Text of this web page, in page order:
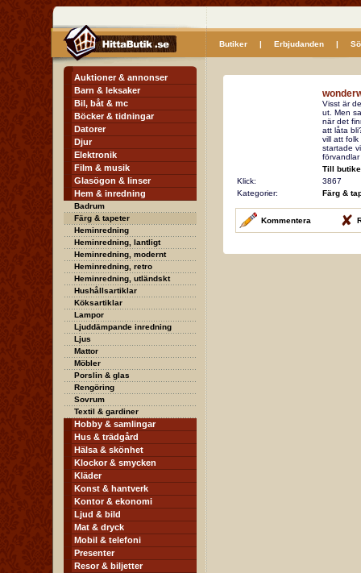
Butiker| Erbjudanden|
Auktioner & annonser
Barn & leksaker
Bil, båt & mc
Böcker & tidningar
Datorer
Djur
Elektronik
Film & musik
Glasögon & linser
Hem & inredning
Badrum
Färg & tapeter
Heminredning
Heminredning, lantligt
Heminredning, modernt
Heminredning, retro
Heminredning, utländskt
Hushållsartiklar
Köksartiklar
Lampor
Ljuddämpande inredning
Ljus
Mattor
Möbler
Porslin & glas
Rengöring
Sovrum
Textil & gardiner
Hobby & samlingar
Hus & trädgård
Hälsa & skönhet
Klockor & smycken
Kläder
Konst & hantverk
Kontor & ekonomi
Ljud & bild
Mat & dryck
Mobil & telefoni
Presenter
Resor & biljetter
Visst är
ut. Men
när det
att låta
vill att folk
startade
Till
Klick:
3867
Kategorier:
Färg &
Kommentera